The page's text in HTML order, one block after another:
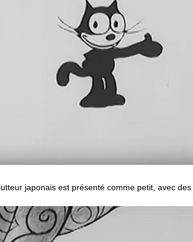
japonais est présenté comme petit, avec